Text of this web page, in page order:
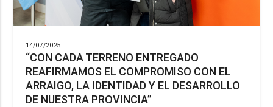
14/07/2025
“CON CADA TERRENO ENTREGADO
REAFIRMAMOS EL COMPROMISO CON EL
ARRAIGO, LA IDENTIDAD Y EL DESARROLLO
DE NUESTRA PROVINCIA”